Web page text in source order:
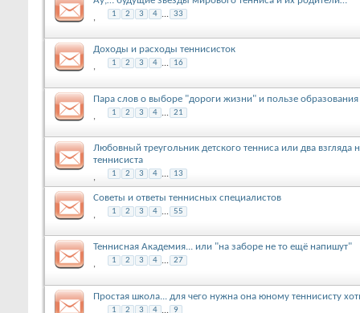
, 1 2 3 4 ... 33
Доходы и расходы теннисисток
, 1 2 3 4 ... 16
Пара слов о выборе "дороги жизни" и пользе
, 1 2 3 4 ... 21
Любовный треугольник детского тенниса или два взгляда
теннисиста
, 1 2 3 4 ... 13
Советы и ответы теннисных специалистов
, 1 2 3 4 ... 55
Теннисная Академия... или "на заборе не то ещё напишут"
, 1 2 3 4 ... 27
Простая школа... для чего нужна она юному теннисисту
1 2 3 4 ... 9